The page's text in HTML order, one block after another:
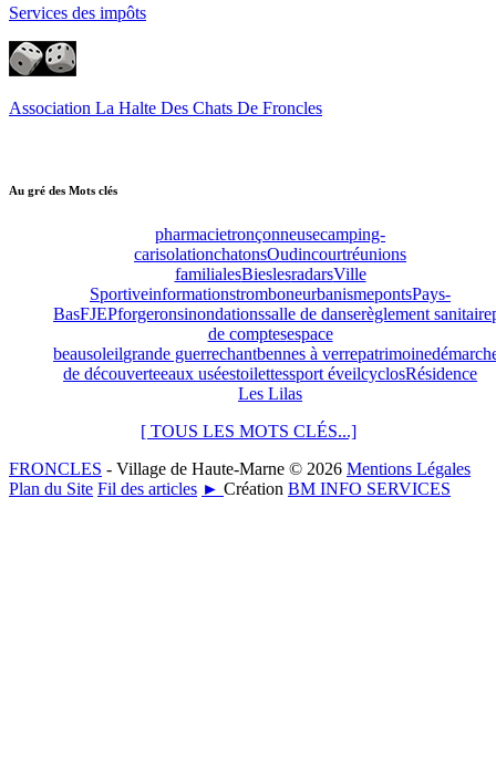
Services des impôts
Association La Halte Des Chats De Froncles
Au gré des Mots clés
pharmacietronçonneusecamping-
carisolationchatonsOudincourtréunions
familialesBieslesradarsVille
SportiveinformationstromboneurbanismepontsPays-
BasFJEPforgeronsinondationssalle de danserèglement sanitaire
de comptesespace
beausoleilgrande guerrechantbennes à verrepatrimoine
de découverteeaux uséestoilettessport éveilcyclosRésidence
Les Lilas
[ TOUS LES MOTS CLÉS...]
FRONCLES - Village de Haute-Marne © 2026 Mentions Légales
Plan du Site Fil des articles ► Création BM INFO SERVICES